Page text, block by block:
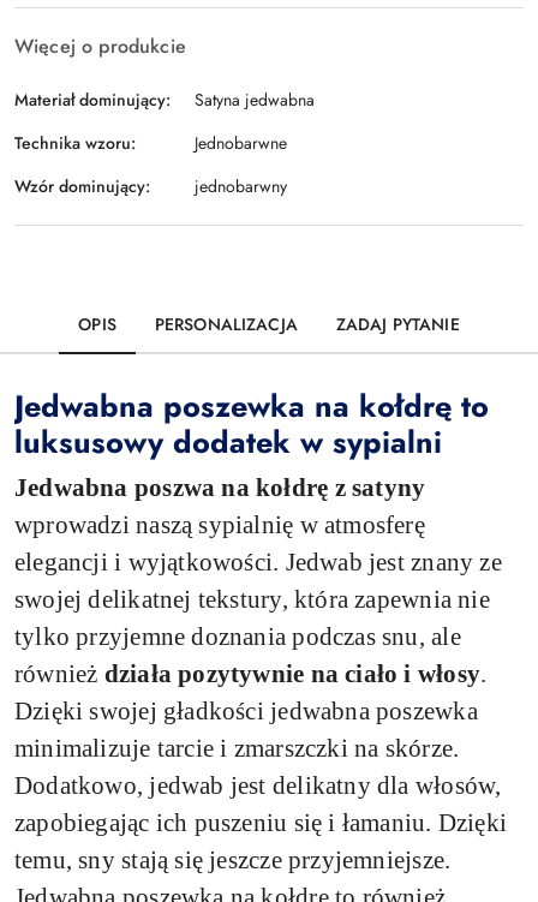
Więcej o produkcie
Materiał dominujący:
Satyna jedwabna
Technika wzoru:
Jednobarwne
Wzór dominujący:
jednobarwny
OPIS PERSONALIZACJA ZADAJ PYTANIE
Jedwabna poszewka na kołdrę to
luksusowy dodatek w sypialni
Jedwabna poszwa na kołdrę z satyny
wprowadzi naszą sypialnię w atmosferę
elegancji i wyjątkowości. Jedwab jest znany ze
swojej delikatnej tekstury, która zapewnia nie
tylko przyjemne doznania podczas snu, ale
również działa pozytywnie na ciało i włosy.
Dzięki swojej gładkości jedwabna poszewka
minimalizuje tarcie i zmarszczki na skórze.
Dodatkowo, jedwab jest delikatny dla włosów,
zapobiegając ich puszeniu się i łamaniu. Dzięki
temu, sny stają się jeszcze przyjemniejsze.